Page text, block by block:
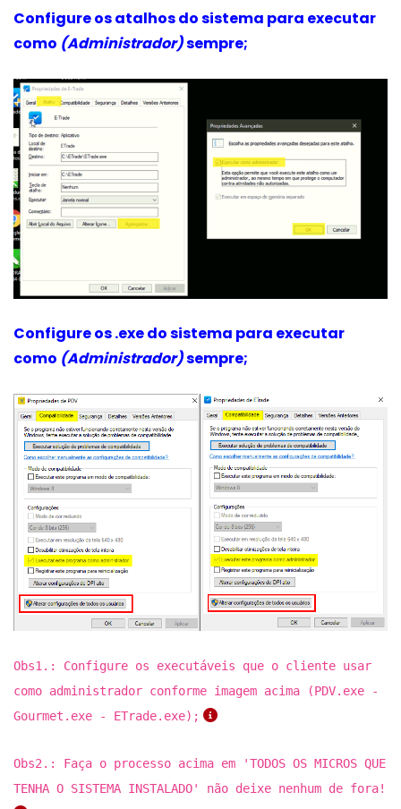
Configure os atalhos do sistema para executar
como (Administrador)sempre;
Configure os .exe do sistema para executar
como (Administrador)sempre;
Obs1.: Configure os executáveis que o cliente usar
como administrador conforme imagem acima (PDV.exe -
Gourmet.exe - ETrade.exe);
Obs2.: Faça o processo acima em 'TODOS OS MICROS QUE
TENHA O SISTEMA INSTALADO' não deixe nenhum de fora!